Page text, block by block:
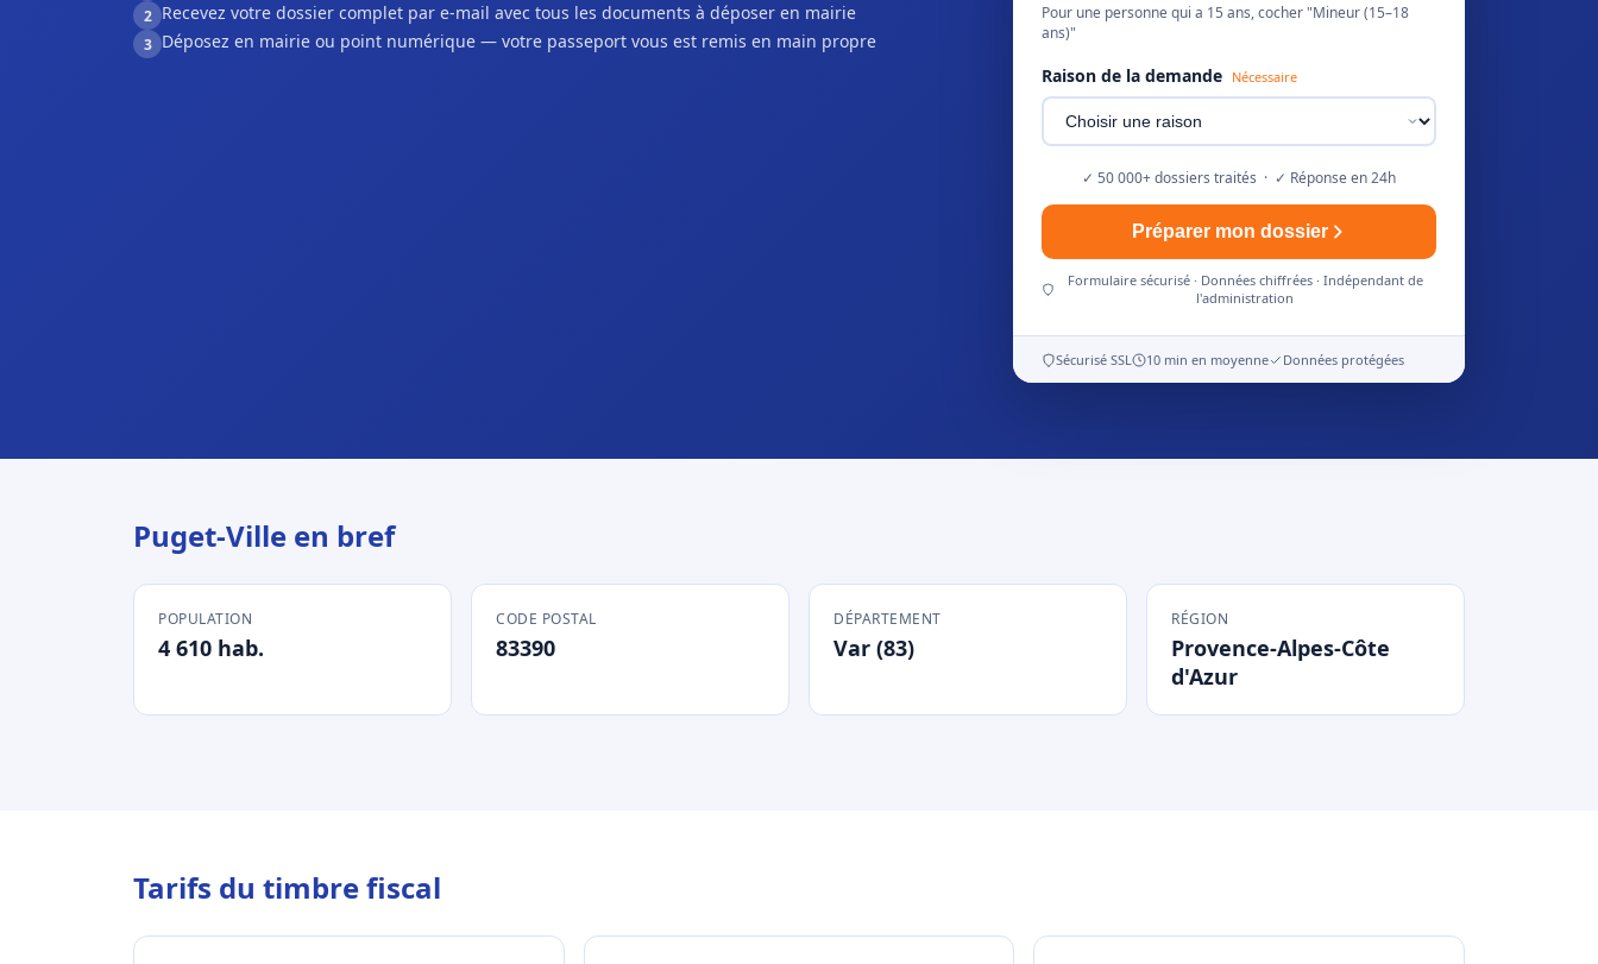
2 Recevez votre dossier complet par e-mail avec tous les documents à déposer en mairie
3 Déposez en mairie ou point numérique — votre passeport vous est remis en main propre
Pour une personne qui a 15 ans, cocher "Mineur (15–18
ans)"
Raison de la demande Nécessaire
✓ 50 000+ dossiers traités · ✓ Réponse en 24h
Préparer mon dossier
Formulaire sécurisé · Données chiffrées · Indépendant de
l'administration
Sécurisé SSL 10 min en moyenne Données protégées
Puget-Ville en bref
POPULATION
4 610 hab.
CODE POSTAL
83390
DÉPARTEMENT
Var (83)
RÉGION
Provence-Alpes-Côte
d'Azur
Tarifs du timbre fiscal